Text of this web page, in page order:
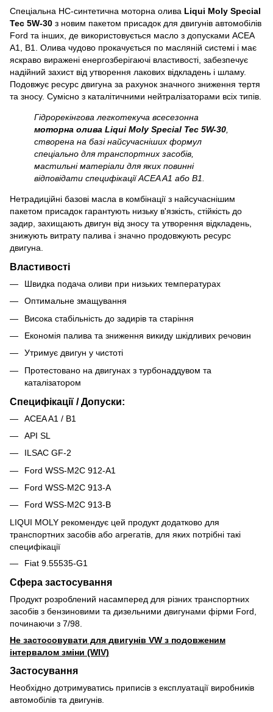
Спеціальна НС-синтетична моторна олива Liqui Moly Special
Tec 5W-30 з новим пакетом присадок для двигунів автомобілів
Ford та інших, де використовується масло з допусками АСЕА
А1, В1. Олива чудово прокачується по масляній системі і має
яскраво виражені енергозберігаючі властивості, забезпечує
надійний захист від утворення лакових відкладень і шламу.
Подовжує ресурс двигуна за рахунок значного зниження тертя
та зносу. Сумісно з каталітичними нейтралізаторами всіх типів.
Гідрорекінгова легкотекуча всесезонна
моторна олива Liqui Moly Special Tec 5W-30
створена на базі найсучасніших формул
спеціально для транспортних засобів,
мастильні матеріали для яких повинні
відповідати специфікації ACEA A1 або B1.
Нетрадиційні базові масла в комбінації з найсучаснішим
пакетом присадок гарантують низьку в'язкість, стійкість до
задир, захищають двигун від зносу та утворення відкладень,
знижують витрату палива і значно продовжують ресурс
двигуна.
Властивості
Швидка подача оливи при низьких температурах
Оптимальне змащування
Висока стабільність до задирів та старіння
Економія палива та зниження викиду шкідливих речовин
Утримує двигун у чистоті
Протестовано на двигунах з турбонаддувом та
каталізатором
Специфікації / Допуски:
ACEA A1 / B1
API SL
ILSAC GF-2
Ford WSS-M2C 912-A1
Ford WSS-M2C 913-A
Ford WSS-M2C 913-B
LIQUI MOLY рекомендує цей продукт додатково для
транспортних засобів або агрегатів, для яких потрібні такі
специфікації
Fiat 9.55535-G1
Сфера застосування
Продукт розроблений насамперед для різних транспортних
засобів з бензиновими та дизельними двигунами фірми Ford,
починаючи з 7/98.
Не застосовувати для двигунів VW з подовженим
інтервалом зміни (WIV)
Застосування
Необхідно дотримуватись приписів з експлуатації виробників
автомобілів та двигунів.